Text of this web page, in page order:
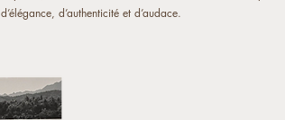
d’élégance, d’authenticité et d’audace.